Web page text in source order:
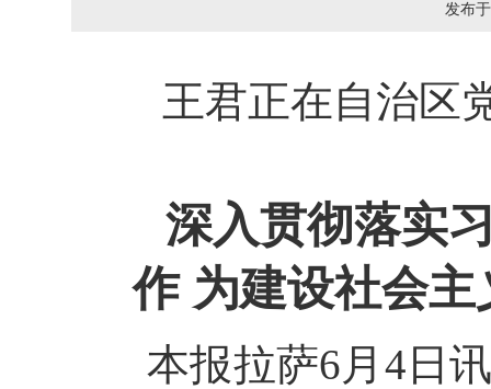
发布
王君正在自治区
深入贯彻落实
作 为建设社会
本报拉萨6月4日